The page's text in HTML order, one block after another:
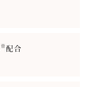
※配合